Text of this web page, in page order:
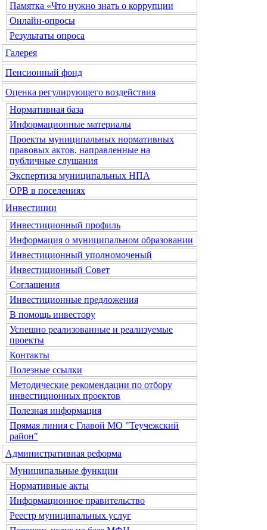
Памятка «Что нужно знать о коррупции
Онлайн-опросы
Результаты опроса
Галерея
Пенсионный фонд
Оценка регулирующего воздействия
Нормативная база
Информационные материалы
Проекты муниципальных нормативных
правовых актов, направленные на
публичные слушания
Экспертиза муниципальных НПА
ОРВ в поселениях
Инвестиции
Инвестиционный профиль
Информация о муниципальном образовании
Инвестиционный уполномоченый
Инвестиционный Совет
Соглашения
Инвестиционные предложения
В помощь инвестору
Успешно реализованные и реализуемые
проекты
Контакты
Полезные ссылки
Методические рекомендации по отбору
инвестиционных проектов
Полезная информация
Прямая линия с Главой МО "Теучежский
район"
Административная реформа
Муниципальные функции
Нормативные акты
Информационное правительство
Реестр муниципальных услуг